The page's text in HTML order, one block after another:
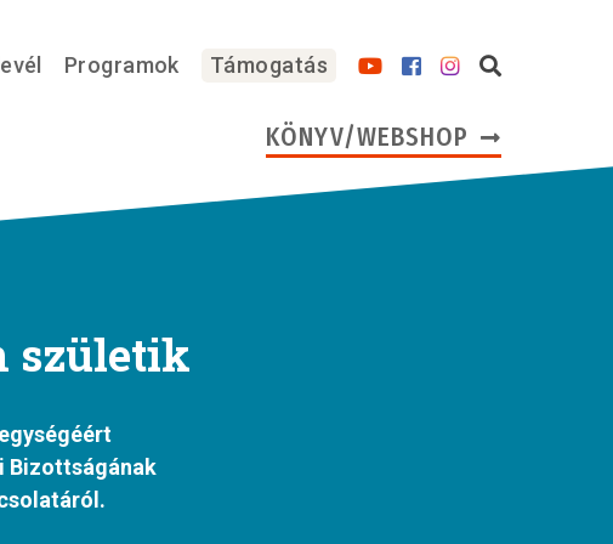
Programok Támogatás
KÖNYV/WEBSHOP
születik
Bizottságának